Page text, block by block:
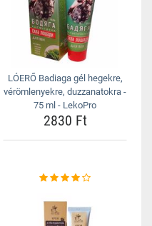
LÓERŐ Badiaga gél hegekre,
vérömlenyekre, duzzanatokra -
75 ml - LekoPro
2830 Ft